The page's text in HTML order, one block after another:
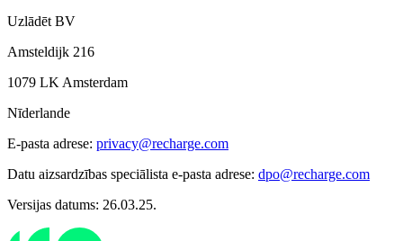
Uzlādēt BV
Amsteldijk 216
1079 LK Amsterdam
Nīderlande
E-pasta adrese: privacy@recharge.com
Datu aizsardzības speciālista e-pasta adrese: dpo@recharge.com
Versijas datums: 26.03.25.